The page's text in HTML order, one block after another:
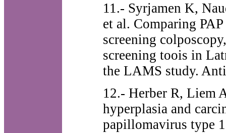
11.- Syrjamen K,
et al. Comparing
screening
screening toois in
the LAMS study.
12.- Herber R, Liem
hyperplasia and
papillomavirus type